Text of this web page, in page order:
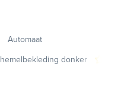
Automaat
hemelbekleding donker